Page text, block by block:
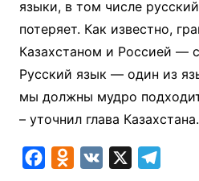
языки, в том числе
потеряет. Как известно,
Казахстаном и Россией —
Русский язык — один из
мы должны мудро
– уточнил глава Казахстана.